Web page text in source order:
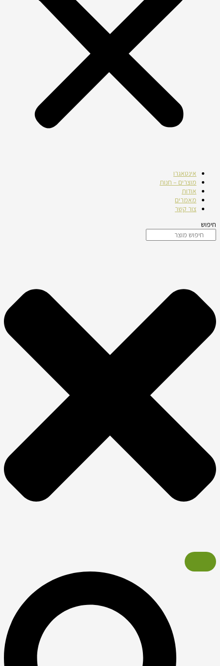
אינטאגרו
מוצרים – חנות
אודות
מאמרים
צור קשר
חיפוש